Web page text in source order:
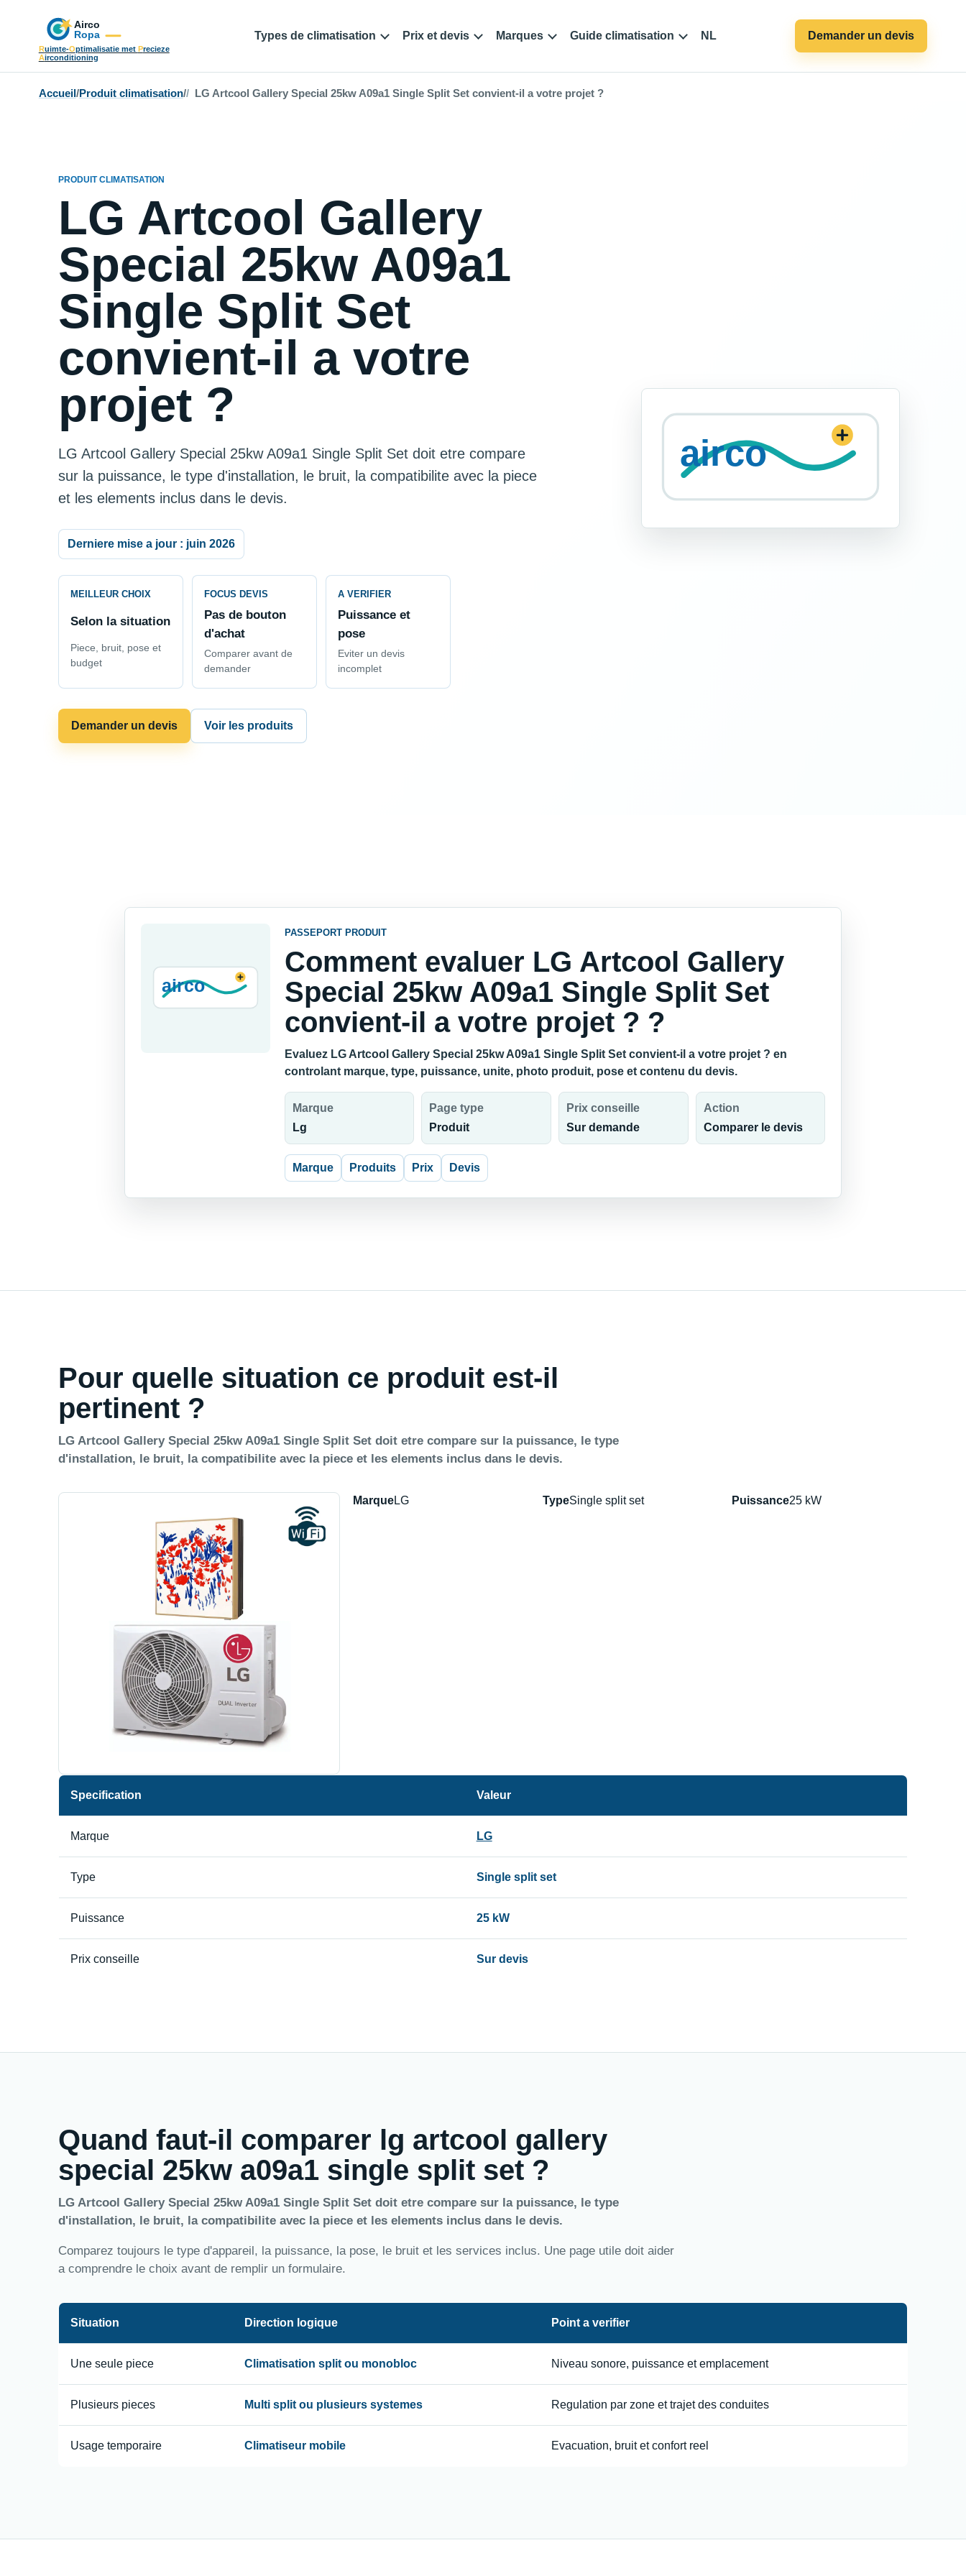
Ruimte-Optimalisatie met Precieze
Airconditioning
Types de climatisation Prix et devis Marques Guide climatisation NL Demander un devis
Accueil /Produit climatisation/ LG Artcool Gallery Special 25kw A09a1 Single Split Set convient-il a votre projet ?
PRODUIT CLIMATISATION
LG Artcool Gallery
Special 25kw A09a1
Single Split Set
convient-il a votre
projet ?
LG Artcool Gallery Special 25kw A09a1 Single Split Set doit etre compare
sur la puissance, le type d'installation, le bruit, la compatibilite avec la piece
et les elements inclus dans le devis.
Derniere mise a jour : juin 2026
MEILLEUR CHOIX
Selon la situation
Piece, bruit, pose et
budget
FOCUS DEVIS
Pas de bouton
d'achat
Comparer avant de
demander
A VERIFIER
Puissance et
pose
Eviter un devis
incomplet
Demander un devis Voir les produits
PASSEPORT PRODUIT
Comment evaluer LG Artcool Gallery
Special 25kw A09a1 Single Split Set
convient-il a votre projet ? ?
Evaluez LG Artcool Gallery Special 25kw A09a1 Single Split Set convient-il a votre projet ? en
controlant marque, type, puissance, unite, photo produit, pose et contenu du devis.
Marque
Lg
Page type
Produit
Prix conseille
Sur demande
Action
Comparer le devis
Marque Produits Prix Devis
Pour quelle situation ce produit est-il
pertinent ?
LG Artcool Gallery Special 25kw A09a1 Single Split Set doit etre compare sur la puissance, le type
d'installation, le bruit, la compatibilite avec la piece et les elements inclus dans le devis.
MarqueLG TypeSingle split set Puissance25 kW
Specification Valeur
Marque LG
Type Single split set
Puissance 25 kW
Prix conseille Sur devis
Quand faut-il comparer lg artcool gallery
special 25kw a09a1 single split set ?
LG Artcool Gallery Special 25kw A09a1 Single Split Set doit etre compare sur la puissance, le type
d'installation, le bruit, la compatibilite avec la piece et les elements inclus dans le devis.
Comparez toujours le type d'appareil, la puissance, la pose, le bruit et les services inclus. Une page utile doit aider
a comprendre le choix avant de remplir un formulaire.
Situation Direction logique Point a verifier
Une seule piece Climatisation split ou monobloc Niveau sonore, puissance et emplacement
Plusieurs pieces Multi split ou plusieurs systemes Regulation par zone et trajet des conduites
Usage temporaire Climatiseur mobile Evacuation, bruit et confort reel